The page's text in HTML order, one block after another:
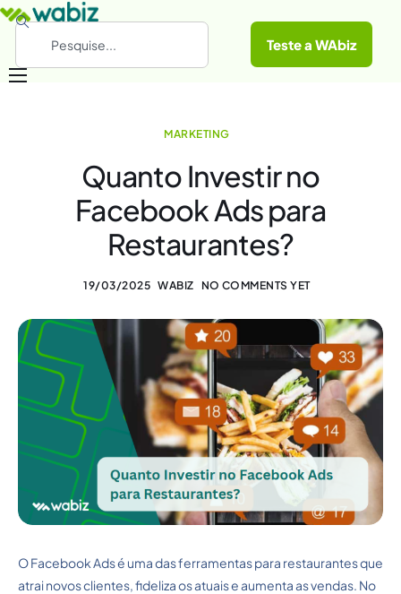
Materiais Gratuitos
Teste a WAbiz
MARKETING
Quanto Investir no
Facebook Ads para
Restaurantes?
19/03/2025 WABIZ NO COMMENTS YET
O Facebook Ads é uma das ferramentas para restaurantes que
atrai novos clientes, fideliza os atuais e aumenta as vendas. No